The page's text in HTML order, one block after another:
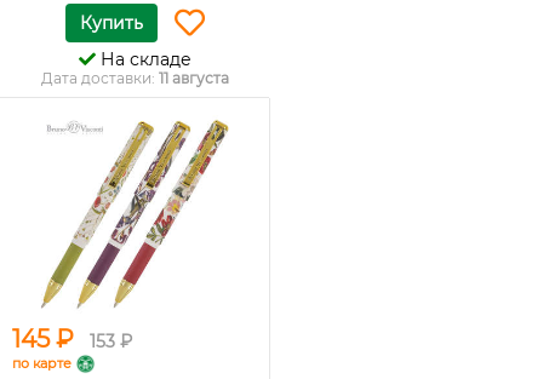
Купить
На складе
Дата доставки: 11 августа
145 ₽ 153 ₽
по карте